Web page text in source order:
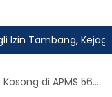
Kejagung Harus
Temuan Dispenser Kosong di APMS 56.694.06 Sapeken, Taklentong: Camat Ngelawak ESDA Mabuk